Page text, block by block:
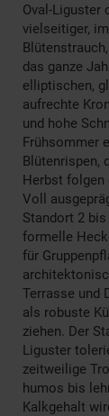
Oval-Liguster
vielseitiger,
das ganze
elliptischen,
aufrechte
und hohe
Frühsommer
Blütenrispen,
Herbst folgen
Voll
Standort 2
formelle
für
Terrasse und
als robuste
ziehen. Der
Liguster
zeitweilige
humos bis
Kalkgehalt